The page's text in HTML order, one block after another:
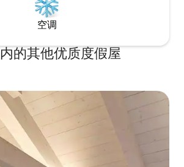
空调
的其他优质度假屋